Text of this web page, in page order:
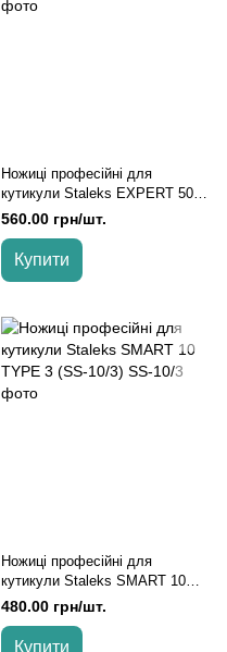
Ножиці професійні для
кутикули Staleks EXPERT 50
TYPE 1 (SE-50/1)
560.00 грн/шт.
Купити
Ножиці професійні для
кутикули Staleks SMART 10
TYPE 3 (SS-10/3)
480.00 грн/шт.
Купити